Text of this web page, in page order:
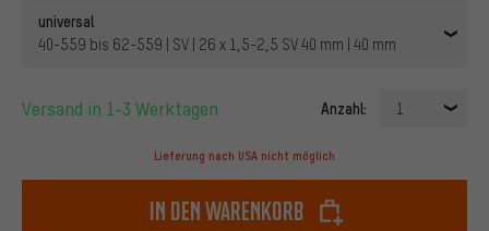
universal
40-559 bis 62-559 | SV | 26 x 1,5-2,5 SV 40 mm | 40 mm
Versand in 1-3 Werktagen Anzahl: 1
Lieferung nach USA nicht möglich
In den Warenkorb